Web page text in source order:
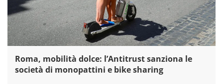
Roma, mobilità dolce: l’Antitrust sanziona le
società di monopattini e bike sharing